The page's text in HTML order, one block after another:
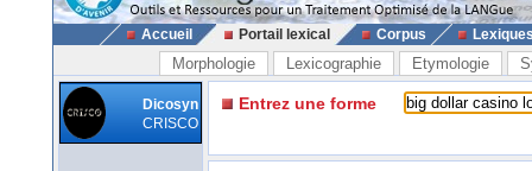
Accueil Portail lexical Corpus
Morphologie Lexicographie Etymologie
Dicosyn
CRISCO
Entrez une forme